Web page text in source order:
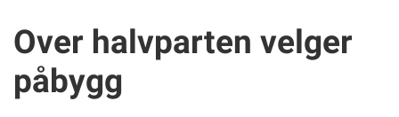
PÅ HJERTET
- De nyansatte burde ha fått heltid med én gang
HELSEFAGARBEIDERFORBUNDET
Over halvparten velger
påbygg